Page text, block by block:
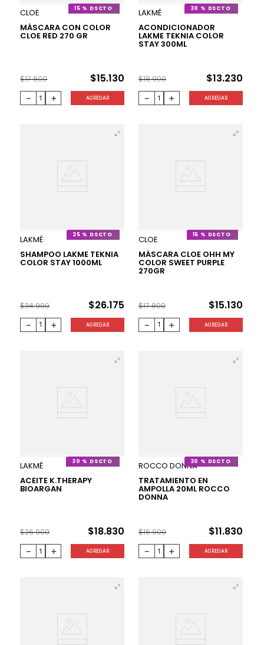
CLOE
MÁSCARA CON COLOR
CLOE RED 270 GR
15 %
$17.800 $15.130
＋
－ AGREGAR
LAKMÉ
ACONDICIONADOR
LAKME TEKNIA COLOR
STAY 300ML
30 %
$18.900 $13.230
＋
－ AGREGAR
LAKMÉ
SHAMPOO LAKME TEKNIA
COLOR STAY 1000ML
25 %
$34.900 $26.175
＋
－ AGREGAR
CLOE
MÁSCARA CLOE OHH MY
COLOR SWEET PURPLE
270GR
15 %
$17.800 $15.130
＋
－ AGREGAR
LAKMÉ
ACEITE K.THERAPY
BIOARGAN
30 %
$26.900 $18.830
＋
－ AGREGAR
ROCCO DONNA
TRATAMIENTO EN
AMPOLLA 20ML ROCCO
DONNA
30 %
$16.900 $11.830
＋
－ AGREGAR